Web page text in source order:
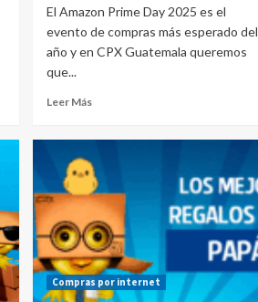
El Amazon Prime Day 2025 es el
evento de compras más esperado del
año y en CPX Guatemala queremos
que...
Leer Más
Compras por internet